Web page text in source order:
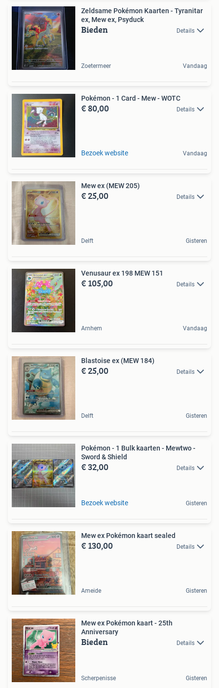
Zeldsame Pokémon Kaarten - Tyranitar
ex, Mew ex, Psyduck
Bieden Details
Zoetermeer Vandaag
Pokémon - 1 Card - Mew - WOTC
€ 80,00 Details
Bezoek website Vandaag
Mew ex (MEW 205)
€ 25,00 Details
Delft Gisteren
Venusaur ex 198 MEW 151
€ 105,00 Details
Arnhem Vandaag
Blastoise ex (MEW 184)
€ 25,00 Details
Delft Gisteren
Pokémon - 1 Bulk kaarten - Mewtwo -
Sword & Shield
€ 32,00 Details
Bezoek website Gisteren
Mew ex Pokémon kaart sealed
€ 130,00 Details
Ameide Gisteren
Mew ex Pokémon kaart - 25th
Anniversary
Bieden Details
Scherpenisse Gisteren